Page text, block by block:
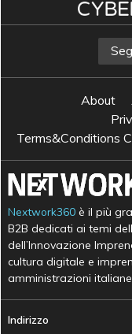
About
Terms&Conditions
Nextwork360 è il più
B2B dedicati ai temi
dell’Innovazione
cultura digitale e
amministrazioni
Indirizzo